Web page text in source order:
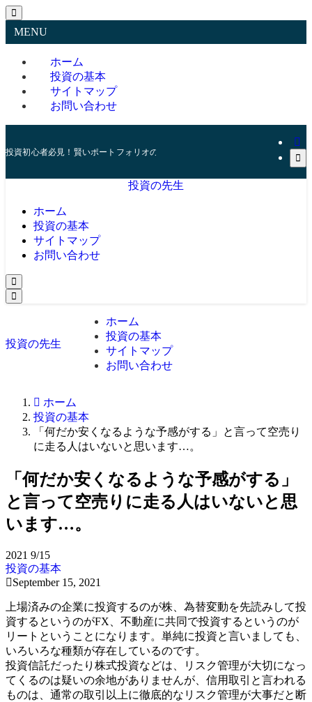
MENU
ホーム
投資の基本
サイトマップ
お問い合わせ
投資初心者必見！賢いポートフォリオの組み方とリスク管理の秘訣
投資の先生
ホーム
投資の基本
サイトマップ
お問い合わせ
投資の先生
ホーム
投資の基本
サイトマップ
お問い合わせ
ホーム
投資の基本
「何だか安くなるような予感がする」と言って空売り
に走る人はいないと思います…。
「何だか安くなるような予感がする」
と言って空売りに走る人はいないと思
います…。
2021 9/15
投資の基本
September 15, 2021
上場済みの企業に投資するのが株、為替変動を先読みして投
資するというのがFX、不動産に共同で投資するというのが
リートということになります。単純に投資と言いましても、
いろいろな種類が存在しているのです。
投資信託だったり株式投資などは、リスク管理が大切になっ
てくるのは疑いの余地がありませんが、信用取引と言われる
ものは、通常の取引以上に徹底的なリスク管理が大事だと断